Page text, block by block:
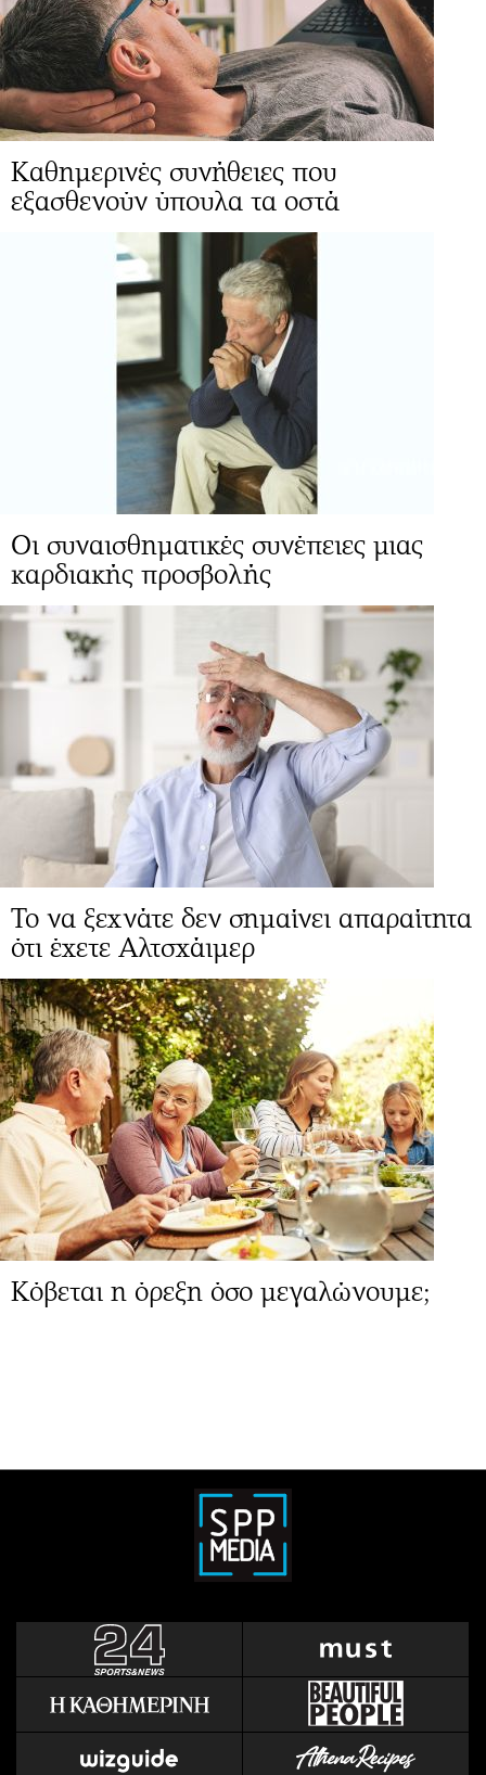
Καθημερινές συνήθειες που
εξασθενούν ύπουλα τα οστά
Οι συναισθηματικές συνέπειες μιας
καρδιακής προσβολής
Το να ξεχνάτε δεν σημαίνει απαραίτητα
ότι έχετε Αλτσχάιμερ
Κόβεται η όρεξη όσο μεγαλώνουμε;